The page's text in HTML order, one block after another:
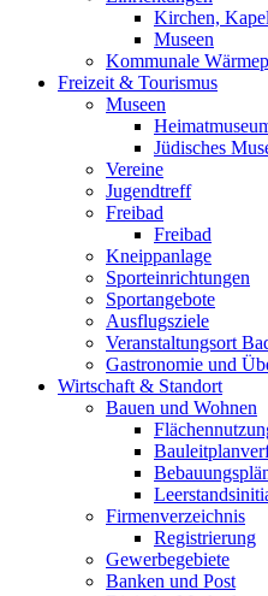
Kirchen,
Museen
Kommunale
Freizeit & Tourismus
Museen
Jüdisches
Vereine
Jugendtreff
Freibad
Freibad
Kneippanlage
Sporteinrichtungen
Sportangebote
Ausflugsziele
Veranstaltungsort
Gastronomie und
Wirtschaft & Standort
Bauen und Wohnen
Firmenverzeichnis
Registrierung
Gewerbegebiete
Banken und Post